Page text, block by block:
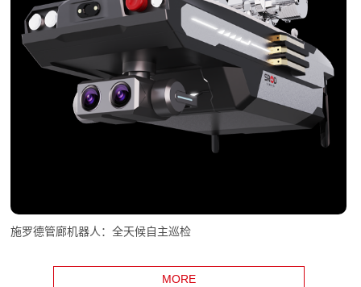
施罗德管廊机器人：全天候自主巡检
MORE